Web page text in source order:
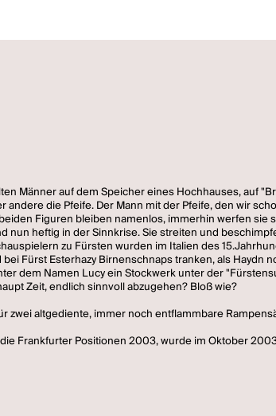
Männer auf dem Speicher eines Hochhauses, auf
andere die Pfeife. Der Mann mit der Pfeife, den wir
Figuren bleiben namenlos, immerhin werfen
nun heftig in der Sinnkrise. Sie streiten und
zu Fürsten wurden im Italien des
Fürst Esterhazy Birnenschnaps tranken, als Haydn
dem Namen Lucy ein Stockwerk unter der
Zeit, endlich sinnvoll abzugehen? Bloß wie?
zwei altgediente, immer noch entflammbare
Frankfurter Positionen 2003, wurde im Oktober